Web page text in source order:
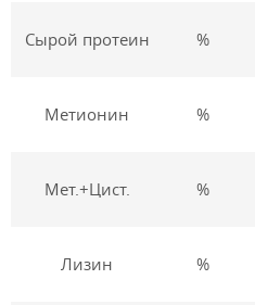
Сырой протеин %
Метионин %
Мет.+Цист. %
Лизин %